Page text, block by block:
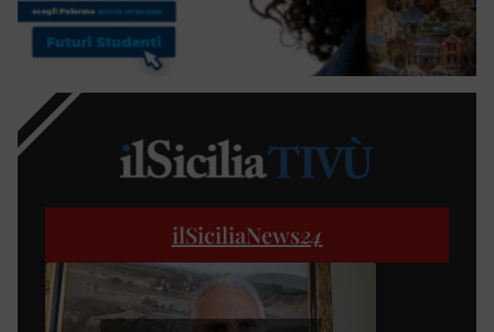
ilSiciliaNews24